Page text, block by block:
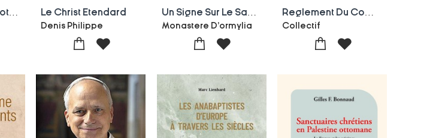
Le Christ Etendard
Denis Philippe Monastere D'ormylia Collectif